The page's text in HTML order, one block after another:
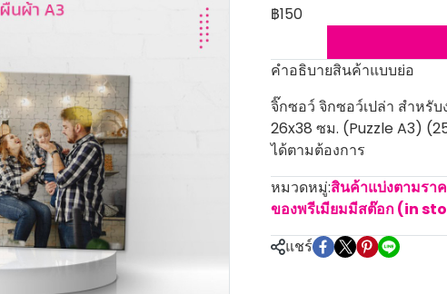
฿150
คำอธิบายสินค้าแบบย่อ
จิ๊กซอว์ จิกซอว์เปล่า สำหรั
26x38 ซม. (Puzzle A3)
ได้ตามต้องการ
หมวดหมู่:สินค้าแบ่งตามรา
ของพรีเมียมมีสต๊อก (in
แชร์